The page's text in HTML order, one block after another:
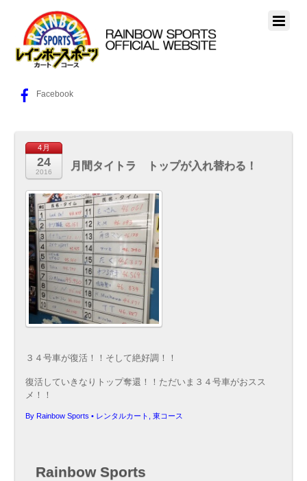
Facebook
4月
24
2016
月間タイトラ トップが入れ替わる！
３４号車が復活！！そして絶好調！！
復活していきなりトップ奪還！！ただいま３４号車がおスス
メ！！
By Rainbow Sports • レンタルカート ,東コース
Rainbow Sports